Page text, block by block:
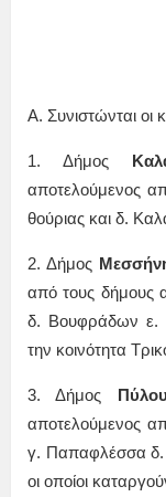
Α. Συνιστώνται οι
1. Δήμος
αποτελούμενος
θούριας και δ.
2. Δήμος
από τους δήμους
δ. Βουφράδων ε.
την κοινότητα
3. Δήμος
αποτελούμενος
γ. Παπαφλέσσα δ.
οι οποίοι